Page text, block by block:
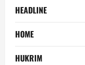
HEADLINE
HOME
HUKRIM